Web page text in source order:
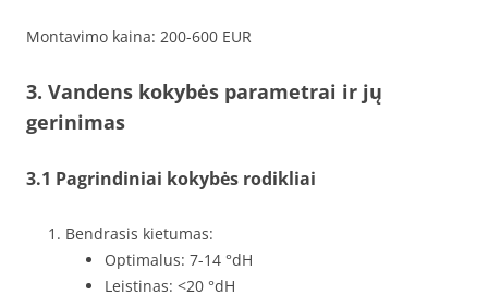
Montavimo kaina: 200-600 EUR
3. Vandens kokybės parametrai ir jų
gerinimas
3.1 Pagrindiniai kokybės rodikliai
Bendrasis kietumas:
Optimalus: 7-14 °dH
Leistinas: <20 °dH